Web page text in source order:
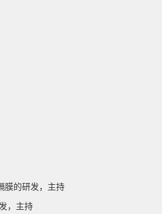
膜的研发，主持
，主持